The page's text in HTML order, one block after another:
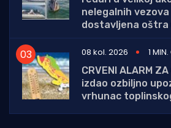
nelegalnih
dostavljena oštra
08 kol. 2026
1
CRVENI ALARM
izdao ozbiljno
vrhunac